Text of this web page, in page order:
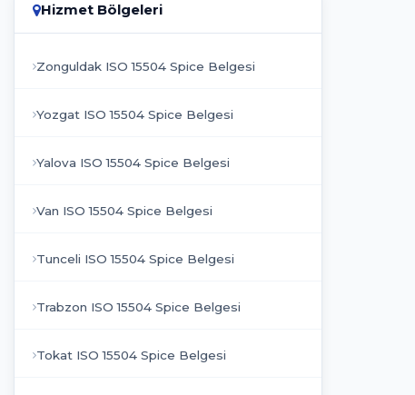
Hizmet Bölgeleri
Zonguldak ISO 15504 Spice Belgesi
Yozgat ISO 15504 Spice Belgesi
Yalova ISO 15504 Spice Belgesi
Van ISO 15504 Spice Belgesi
Tunceli ISO 15504 Spice Belgesi
Trabzon ISO 15504 Spice Belgesi
Tokat ISO 15504 Spice Belgesi